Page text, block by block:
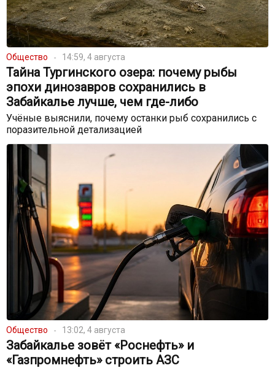
Общество 14:59, 4 августа
Тайна Тургинского озера: почему рыбы
эпохи динозавров сохранились в
Забайкалье лучше, чем где-либо
Учёные выяснили, почему останки рыб сохранились с
поразительной детализацией
Общество 13:02, 4 августа
Забайкалье зовёт «Роснефть» и
«Газпромнефть» строить АЗС